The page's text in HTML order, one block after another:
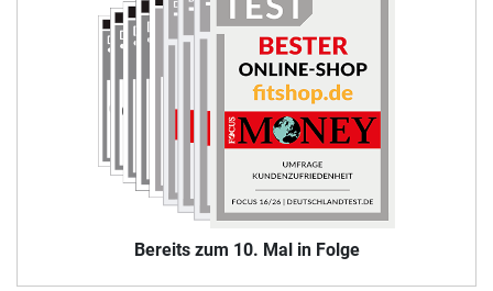
Bereits zum 10. Mal in Folge